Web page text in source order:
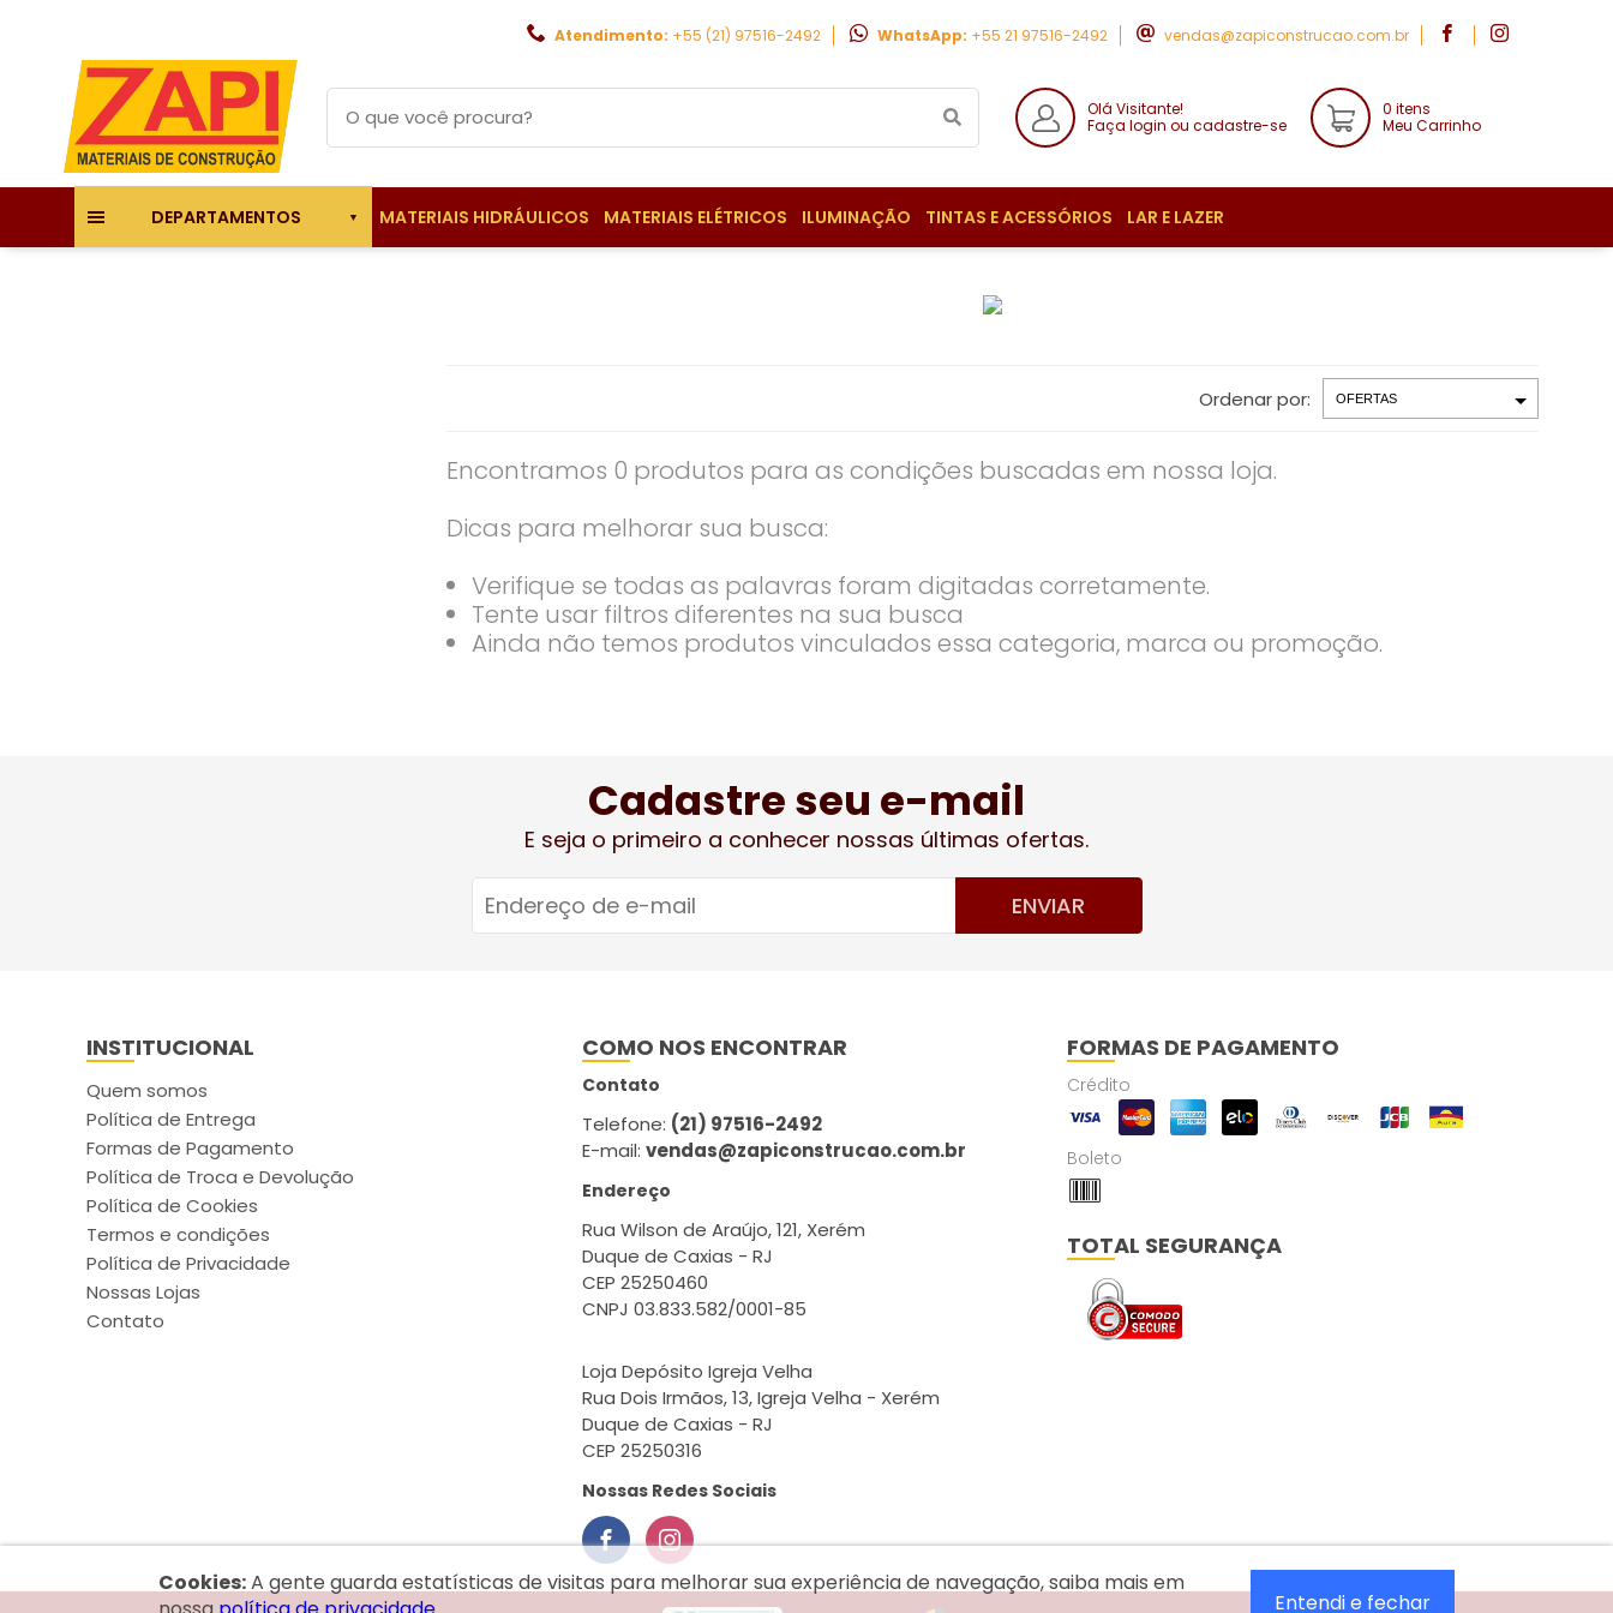
Atendimento: +55 (21) 97516-2492 WhatsApp: +55 21 97516-2492 vendas@zapiconstrucao.com.br
Olá Visitante!
Faça login ou cadastre-se
0 itens
Meu Carrinho
DEPARTAMENTOS MATERIAIS HIDRÁULICOS MATERIAIS ELÉTRICOS ILUMINAÇÃO TINTAS E ACESSÓRIOS LAR E LAZER
Ordenar por:
Encontramos 0 produtos para as condições buscadas em nossa loja.
Dicas para melhorar sua busca:
Verifique se todas as palavras foram digitadas corretamente.
Tente usar filtros diferentes na sua busca
Ainda não temos produtos vinculados essa categoria, marca ou promoção.
Cadastre seu e-mail
E seja o primeiro a conhecer nossas últimas ofertas.
ENVIAR
INSTITUCIONAL
Quem somos
Política de Entrega
Formas de Pagamento
Política de Troca e Devolução
Política de Cookies
Termos e condições
Política de Privacidade
Nossas Lojas
Contato
COMO NOS ENCONTRAR
Contato
Telefone: (21) 97516-2492
E-mail:vendas@zapiconstrucao.com.br
Endereço
Rua Wilson de Araújo, 121, Xerém
Duque de Caxias - RJ
CEP 25250460
CNPJ 03.833.582/0001-85
Loja Depósito Igreja Velha
Rua Dois Irmãos, 13, Igreja Velha - Xerém
Duque de Caxias - RJ
CEP 25250316
Nossas Redes Sociais
FORMAS DE PAGAMENTO
Crédito
Boleto
TOTAL SEGURANÇA
Cookies:A gente guarda estatísticas de visitas para melhorar sua experiência de navegação, saiba mais em
Entendi e fechar